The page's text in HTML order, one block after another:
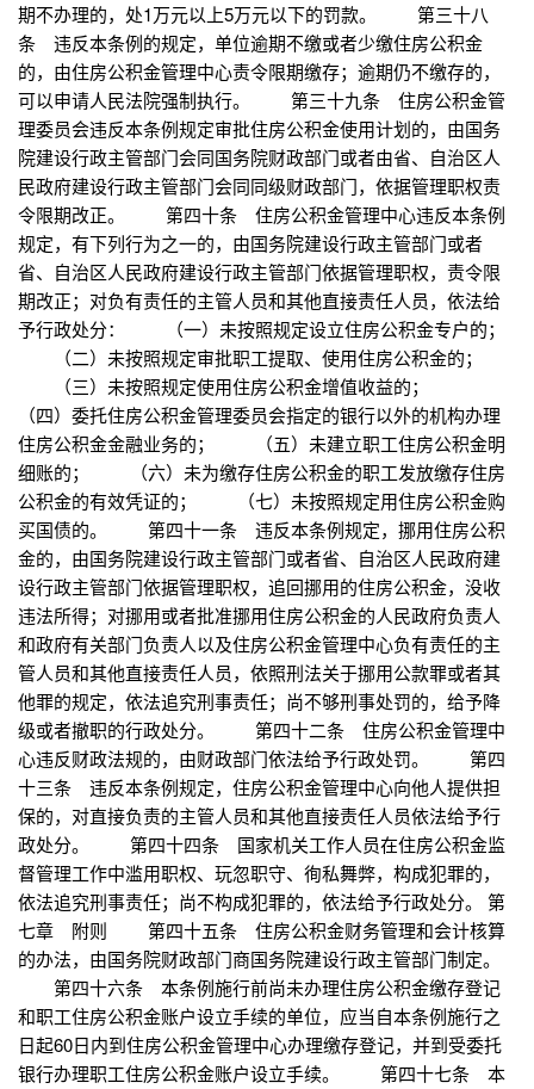
期不办理的，处1万元以上5万元以下的罚款。 第三十八
条 违反本条例的规定，单位逾期不缴或者少缴住房公积金
的，由住房公积金管理中心责令限期缴存；逾期仍不缴存的，
可以申请人民法院强制执行。 第三十九条 住房公积金管
理委员会违反本条例规定审批住房公积金使用计划的，由国务
院建设行政主管部门会同国务院财政部门或者由省、自治区人
民政府建设行政主管部门会同同级财政部门，依据管理职权责
令限期改正。 第四十条 住房公积金管理中心违反本条例
规定，有下列行为之一的，由国务院建设行政主管部门或者
省、自治区人民政府建设行政主管部门依据管理职权，责令限
期改正；对负有责任的主管人员和其他直接责任人员，依法给
予行政处分： （一）未按照规定设立住房公积金专户的；
（二）未按照规定审批职工提取、使用住房公积金的；
（三）未按照规定使用住房公积金增值收益的；
（四）委托住房公积金管理委员会指定的银行以外的机构办理
住房公积金金融业务的； （五）未建立职工住房公积金明
细账的； （六）未为缴存住房公积金的职工发放缴存住房
公积金的有效凭证的； （七）未按照规定用住房公积金购
买国债的。 第四十一条 违反本条例规定，挪用住房公积
金的，由国务院建设行政主管部门或者省、自治区人民政府建
设行政主管部门依据管理职权，追回挪用的住房公积金，没收
违法所得；对挪用或者批准挪用住房公积金的人民政府负责人
和政府有关部门负责人以及住房公积金管理中心负有责任的主
管人员和其他直接责任人员，依照刑法关于挪用公款罪或者其
他罪的规定，依法追究刑事责任；尚不够刑事处罚的，给予降
级或者撤职的行政处分。 第四十二条 住房公积金管理中
心违反财政法规的，由财政部门依法给予行政处罚。 第四
十三条 违反本条例规定，住房公积金管理中心向他人提供担
保的，对直接负责的主管人员和其他直接责任人员依法给予行
政处分。 第四十四条 国家机关工作人员在住房公积金监
督管理工作中滥用职权、玩忽职守、徇私舞弊，构成犯罪的，
依法追究刑事责任；尚不构成犯罪的，依法给予行政处分。 第
七章 附则 第四十五条 住房公积金财务管理和会计核算
的办法，由国务院财政部门商国务院建设行政主管部门制定。
第四十六条 本条例施行前尚未办理住房公积金缴存登记
和职工住房公积金账户设立手续的单位，应当自本条例施行之
日起60日内到住房公积金管理中心办理缴存登记，并到受委托
银行办理职工住房公积金账户设立手续。 第四十七条 本